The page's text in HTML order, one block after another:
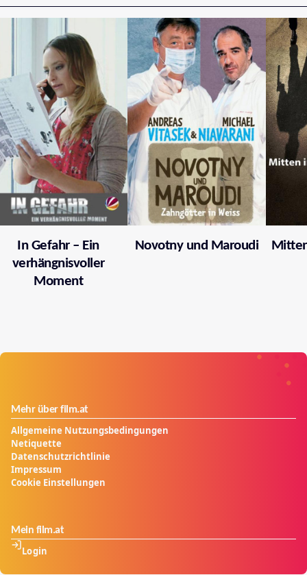
In Gefahr – Ein
verhängnisvoller
Moment
Novotny und Maroudi
Mehr über film.at
Allgemeine Nutzungsbedingungen
Netiquette
Datenschutzrichtlinie
Impressum
Cookie Einstellungen
Mein film.at
Login